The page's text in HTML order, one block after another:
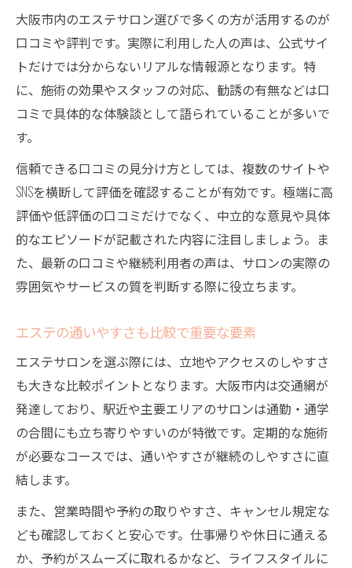
大阪市内のエステサロン選びで多くの方が活用するのが
口コミや評判です。実際に利用した人の声は、公式サイ
トだけでは分からないリアルな情報源となります。特
に、施術の効果やスタッフの対応、勧誘の有無などは口
コミで具体的な体験談として語られていることが多いで
す。
信頼できる口コミの見分け方としては、複数のサイトや
SNSを横断して評価を確認することが有効です。極端に高
評価や低評価の口コミだけでなく、中立的な意見や具体
的なエピソードが記載された内容に注目しましょう。ま
た、最新の口コミや継続利用者の声は、サロンの実際の
雰囲気やサービスの質を判断する際に役立ちます。
エステの通いやすさも比較で重要な要素
エステサロンを選ぶ際には、立地やアクセスのしやすさ
も大きな比較ポイントとなります。大阪市内は交通網が
発達しており、駅近や主要エリアのサロンは通勤・通学
の合間にも立ち寄りやすいのが特徴です。定期的な施術
が必要なコースでは、通いやすさが継続のしやすさに直
結します。
また、営業時間や予約の取りやすさ、キャンセル規定な
ども確認しておくと安心です。仕事帰りや休日に通える
か、予約がスムーズに取れるかなど、ライフスタイルに